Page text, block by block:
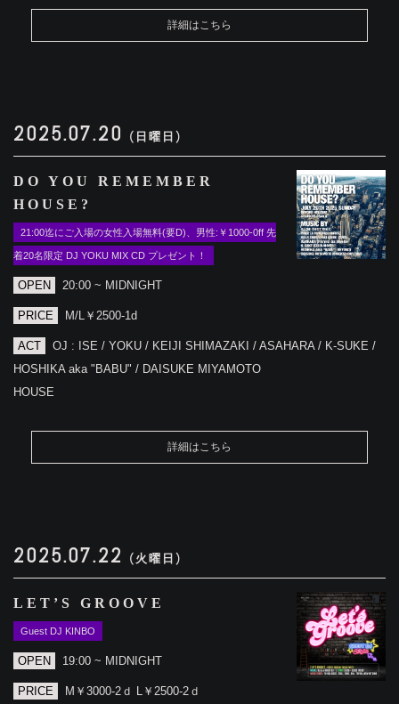
詳細はこちら
2025.07.20 (日曜日)
DO YOU REMEMBER
HOUSE?
21:00迄にご入場の女性入場無料(要D)、男性:￥1000‐0ff 先
着20名限定 DJ YOKU MIX CD プレゼント！
OPEN 20:00 ~ MIDNIGHT
PRICE M/L￥2500-1d
ACT
OJ : ISE / YOKU / KEIJI SHIMAZAKI / ASAHARA / K-SUKE /
HOSHIKA aka "BABU" / DAISUKE MIYAMOTO
HOUSE
詳細はこちら
2025.07.22 (火曜日)
LET’S GROOVE
Guest DJ KINBO
OPEN 19:00 ~ MIDNIGHT
PRICE M￥3000-2ｄ L￥2500-2ｄ